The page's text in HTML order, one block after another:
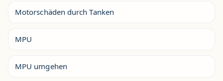
Motorschäden durch Tanken
MPU
MPU umgehen